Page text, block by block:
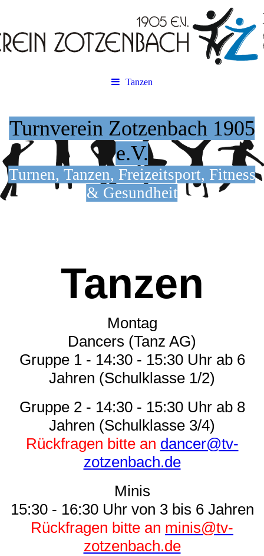
Tanzen
Turnverein Zotzenbach 1905
e.V.
Turnen, Tanzen, Freizeitsport, Fitness
& Gesundheit
Tanzen
Montag
Dancers (Tanz AG)
Gruppe 1 - 14:30 - 15:30 Uhr ab 6
Jahren (Schulklasse 1/2)
Gruppe 2 - 14:30 - 15:30 Uhr ab 8
Jahren (Schulklasse 3/4)
Rückfragen bitte an dancer@tv-
zotzenbach.de
Minis
15:30 - 16:30 Uhr von 3 bis 6 Jahren
Rückfragen bitte an minis@tv-
zotzenbach.de